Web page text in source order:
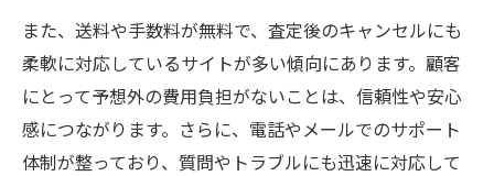
また、送料や手数料が無料で、査定後のキャンセルにも
柔軟に対応しているサイトが多い傾向にあります。顧客
にとって予想外の費用負担がないことは、信頼性や安心
感につながります。さらに、電話やメールでのサポート
体制が整っており、質問やトラブルにも迅速に対応して